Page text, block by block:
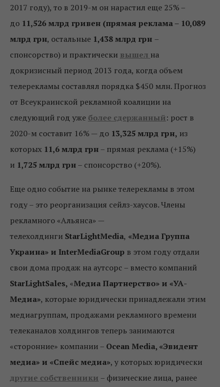
2017 году), то в 2019-м он нарастил еще 25% –
до 11,526 млрд гривен (прямая реклама – 10,089
млрд грн, остальные 1,438 млрд грн –
спонсорство) и практически вышел на
докризисный период 2013 года, когда объем
телерекламы составлял порядка $450 млн. Прогноз
от Всеукраинской рекламной коалиции на
следующий год уже более сдержанный: рост в
2020-м составит 16% — до 13,325 млрд грн, из
которых 11,6 млрд грн– прямая реклама (+15%)
и 1,725 млрд грн– спонсорство (+20%).
Еще одно событие на рынке телерекламы в этом
году – это реорганизация сейлз-хаусов. Члены
рекламного «Альянса» —
телехолдинги StarLightMedia, «Медиа Группа
Украина» и InterMediaGroup в этом году отдали
свои дома продаж на аутсорс – вместо компаний
StarLightSales, «Медиа Партнерство» и «УА-
Медиа», которые юридически принадлежали этим
медиагруппам, продажами рекламного времени
телеканалов холдингов теперь занимаются
«сторонние» компании – Ocean Media, «Эвидент
медиа» и «Спейс медиа», у которых юридически
другие собственники – физические лица, ранее